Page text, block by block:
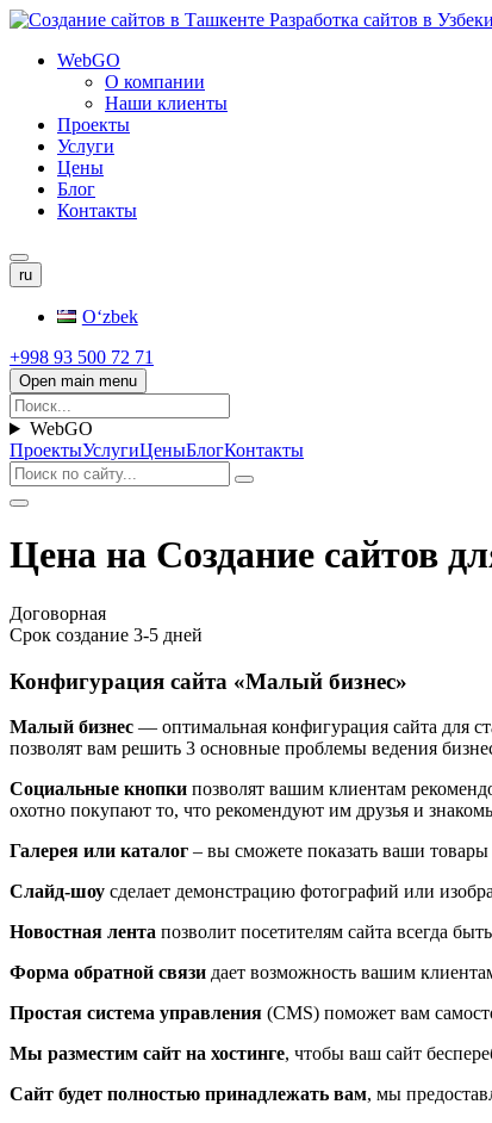
WebGO
О компании
Наши клиенты
Проекты
Услуги
Цены
Блог
Контакты
ru
Oʻzbek
+998 93 500 72 71
Open main menu
WebGO
ПроектыУслугиЦеныБлогКонтакты
Цена на Создание сайтов
Договорная
Срок создание 3-5 дней
Конфигурация сайта «Малый бизнес»
Малый бизнес — оптимальная конфигурация сайта для
позволят вам решить 3 основные проблемы ведения
Социальные кнопки позволят вашим клиентам
охотно покупают то, что рекомендуют им друзья и
Галерея или каталог – вы сможете показать ваши
Слайд-шоу сделает демонстрацию фотографий или
Новостная лента позволит посетителям сайта всегда
Форма обратной связи дает возможность вашим
Простая система управления (CMS) поможет вам
Мы разместим сайт на хостинге, чтобы ваш сайт
Сайт будет полностью принадлежать вам, мы